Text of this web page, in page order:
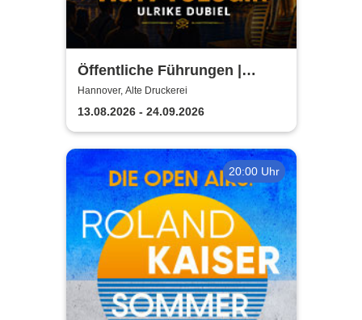
Öffentliche Führungen |
TUTANCHAMUN | Hannover -
Ein Immersives Abenteuer
Hannover, Alte Druckerei
13.08.2026 - 24.09.2026
20:00 Uhr